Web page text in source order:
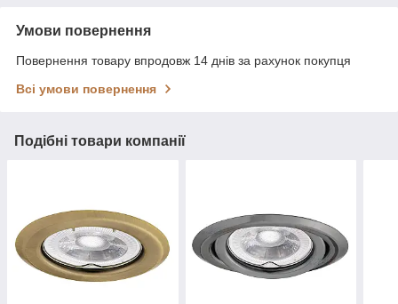
Умови повернення
Повернення товару впродовж 14 днів за рахунок покупця
Всі умови повернення
Подібні товари компанії